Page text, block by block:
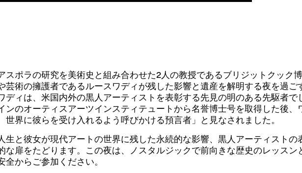
スポラの研究を美術史と組み合わせた2人の教授であるブリジットクック
芸術の擁護者であるルースワディが残した影響と遺産を解明する夜を過ご
ディは、米国内外の黒人アーティストを表彰する先見の明のある先駆者で
ンのオーティスアーツインスティテュートから名誉博士号を取得した後、
界に彼らを受け入れるよう呼びかける預言者」と見なされました。
生と彼女が現代アートの世界に残した永続的な影響、黒人アーティストの
な扉をたどります。この夜は、ノスタルジックで前向きな歴史のレッスン
からご参加ください。